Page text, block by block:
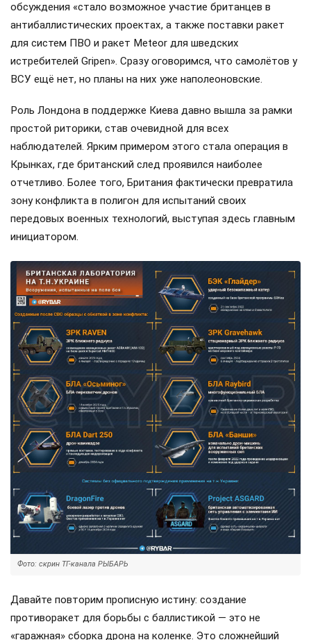
обсуждения «стало возможное участие британцев в
антибаллистических проектах, а также поставки ракет
для систем ПВО и ракет Meteor для шведских
истребителей Gripen». Сразу оговоримся, что самолётов у
ВСУ ещё нет, но планы на них уже наполеоновские.
Роль Лондона в поддержке Киева давно вышла за рамки
простой риторики, став очевидной для всех
наблюдателей. Ярким примером этого стала операция в
Крынках, где британский след проявился наиболее
отчетливо. Более того, Британия фактически превратила
зону конфликта в полигон для испытаний своих
передовых военных технологий, выступая здесь главным
инициатором.
Фото: скрин ТГ-канала РЫБАРЬ
Давайте повторим прописную истину: создание
противоракет для борьбы с баллистикой — это не
«гаражная» сборка дрона на коленке. Это сложнейший